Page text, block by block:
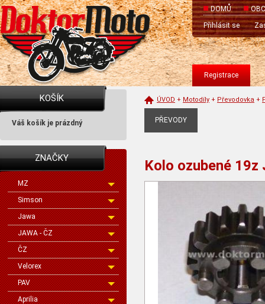
DOMŮ
Přihlásit se
Registrace
KOŠÍK
Váš košík je prázdný
ZNAČKY
MZ
Simson
Jawa
JAWA - ČZ
ČZ
Velorex
PAV
Aprilia
ÚVOD + Motodíly + Převodovka +
PŘEVODY
Kolo ozubené 19z